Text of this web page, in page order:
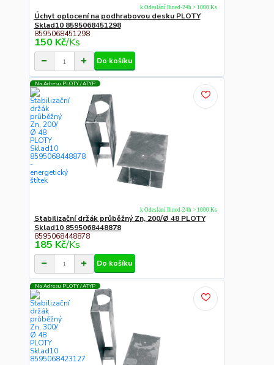
Úchyt oplocení na podhrabovou desku PLOTY
Sklad10 8595068451298
8595068451298
150 Kč/Ks
k Odeslání Ihned-24h > 1000 Ks
Do košíku
Na Adresu PLOTY / ATYP
Stabilizační držák průběžný Zn, 200/Ø 48 PLOTY
Sklad10 8595068448878
8595068448878
185 Kč/Ks
k Odeslání Ihned-24h > 1000 Ks
Do košíku
Na Adresu PLOTY / ATYP